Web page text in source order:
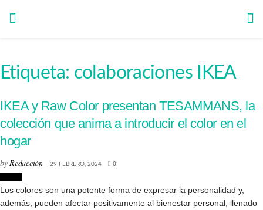
Etiqueta: colaboraciones IKEA
IKEA y Raw Color presentan TESAMMANS, la
colección que anima a introducir el color en el
hogar
byRedacción 29 FEBRERO, 2024 0
Los colores son una potente forma de expresar la personalidad y,
además, pueden afectar positivamente al bienestar personal, llenado